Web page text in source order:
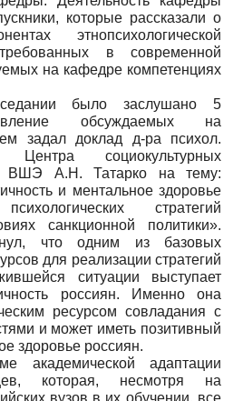
которые рассказали о
этнопсихологической
в современной
на кафедре компетенциях
было заслушано 5
обсуждаемых на
задал доклад д-ра психол.
социокультурных
ВШЭ А.Н. Татарко на тему:
и ментальное здоровье
стратегий
санкционной политики».
что одним из базовых
для реализации стратегий
ситуации выступает
россиян. Именно она
ресурсом совладания с
и может иметь позитивный
здоровье россиян.
академической адаптации
которая, несмотря на
вузов в их обучении, все